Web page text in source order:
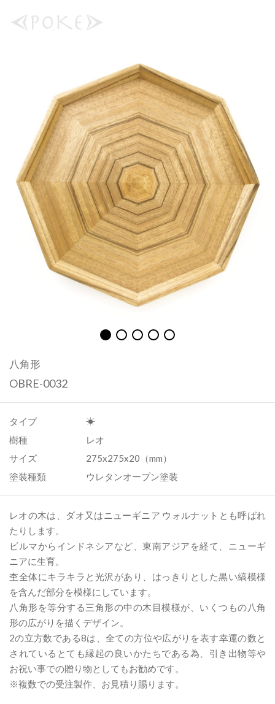
八角形
OBRE-0032
タイプ
☀︎
樹種
レオ
サイズ
275x275x20（mm）
塗装種類
ウレタンオープン塗装
レオの木は、ダオ又はニューギニア ウォルナットとも呼ばれ
たりします。
ビルマからインドネシアなど、東南アジアを経て、ニューギ
ニアに生育。
杢全体にキラキラと光沢があり、はっきりとした黒い縞模様
を含んだ部分を模様にしています。
八角形を等分する三角形の中の木目模様が、いくつもの八角
形の広がりを描くデザイン。
2の立方数である8は、全ての方位や広がりを表す幸運の数と
されているとても縁起の良いかたちである為、引き出物等や
お祝い事での贈り物としてもお勧めです。
※複数での受注製作、お見積り賜ります。